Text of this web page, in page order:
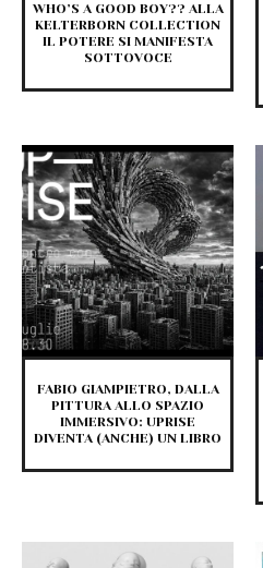
WHO’S A GOOD BOY?? ALLA
KELTERBORN COLLECTION
IL POTERE SI MANIFESTA
SOTTOVOCE
FABIO GIAMPIETRO, DALLA
PITTURA ALLO SPAZIO
IMMERSIVO: UPRISE
DIVENTA (ANCHE) UN LIBRO